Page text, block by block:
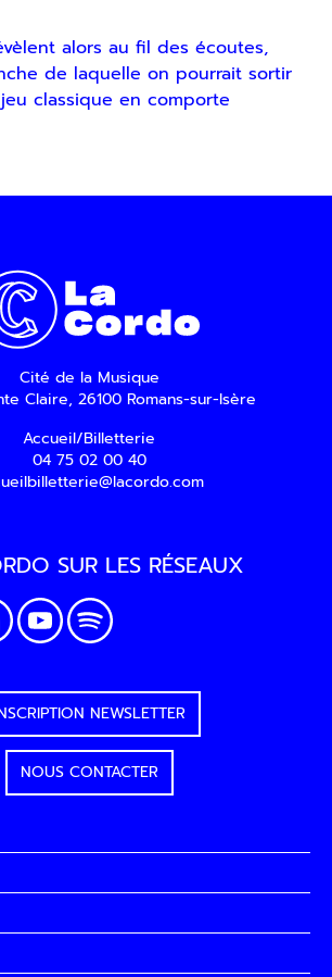
alors au fil des écoutes,
de laquelle on pourrait sortir
jeu classique en comporte
Cité de la Musique
Claire, 26100 Romans-sur-Isère
Accueil/Billetterie
04 75 02 00 40
SUR LES RÉSEAUX
NEWSLETTER
NOUS CONTACTER